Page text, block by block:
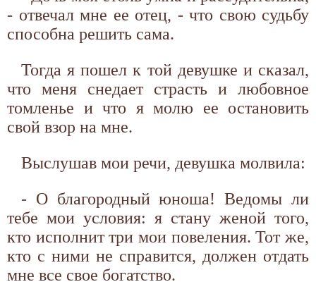
- отвечал мне ее отец, - что свою судьбу
способна решить сама.
Тогда я пошел к той девушке и сказал,
что меня снедает страсть и любовное
томленье и что я молю ее остановить
свой взор на мне.
Выслушав мои речи, девушка молвила:
- О благородный юноша! Ведомы ли
тебе мои условия: я стану женой того,
кто исполнит три мои повеления. Тот же,
кто с ними не справится, должен отдать
мне все свое богатство.